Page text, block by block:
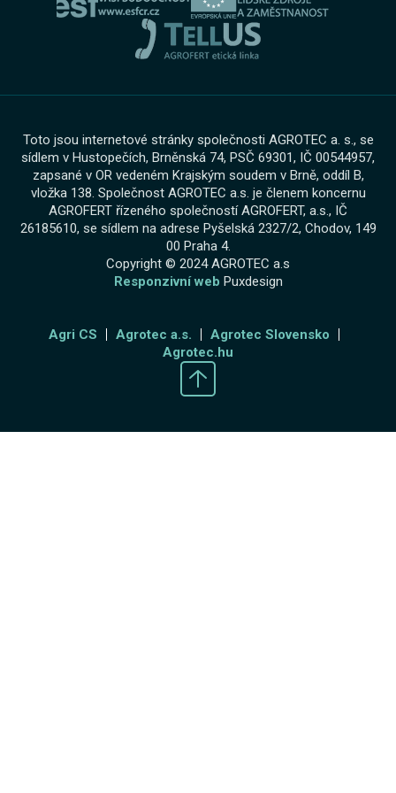
Zimní servisní akce
Toto jsou internetové stránky společnosti AGROTEC a. s., se
sídlem v Hustopečích, Brněnská 74, PSČ 69301, IČ 00544957,
zapsané v OR vedeném Krajským soudem v Brně, oddíl B,
vložka 138. Společnost AGROTEC a.s. je členem koncernu
AGROFERT řízeného společností AGROFERT, a.s., IČ
26185610, se sídlem na adrese Pyšelská 2327/2, Chodov, 149
00 Praha 4.
Copyright © 2024 AGROTEC a.s
Responzivní web Puxdesign
Agri CS Agrotec a.s.
Agrotec Slovensko
Agrotec.hu